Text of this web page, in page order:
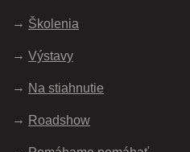
Školenia
Výstavy
Na stiahnutie
Roadshow